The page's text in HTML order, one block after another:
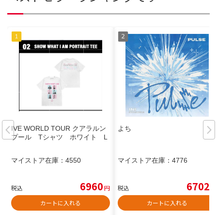
IVE WORLD TOUR クアラルン
プール Tシャツ ホワイト L
マイストア在庫： 4550
税込 6960円
カートに入れる
よち
マイストア在庫： 4776
税込 6702
カートに入れる